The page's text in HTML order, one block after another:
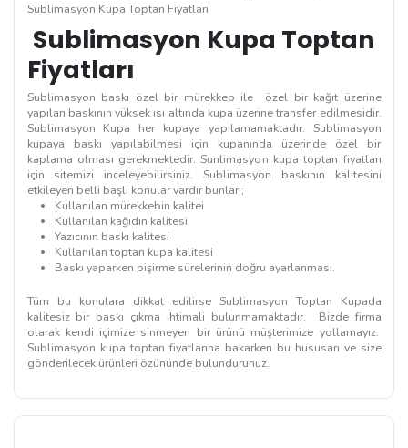
Sublimasyon Kupa Toptan Fiyatları
Sublimasyon Kupa Toptan
Fiyatları
Sublimasyon baskı özel bir mürekkep ile özel bir kağıt üzerine
yapılan baskının yüksek ısı altında kupa üzerine transfer edilmesidir.
Sublimasyon Kupa her kupaya yapılamamaktadır. Sublimasyon
kupaya baskı yapılabilmesi için kupanında üzerinde özel bir
kaplama olması gerekmektedir. Sunlimasyon kupa toptan fiyatları
için sitemizi inceleyebilirsiniz. Sublimasyon baskının kalitesini
etkileyen belli başlı konular vardır bunlar ;
Kullanılan mürekkebin kalitei
Kullanılan kağıdın kalitesi
Yazıcının baskı kalitesi
Kullanılan toptan kupa kalitesi
Baskı yaparken pişirme sürelerinin doğru ayarlanması.
Tüm bu konulara dikkat edilirse Sublimasyon Toptan Kupada
kalitesiz bir baskı çıkma ihtimali bulunmamaktadır. Bizde firma
olarak kendi içimize sinmeyen bir ürünü müşterimize yollamayız.
Sublimasyon kupa toptan fiyatlarına bakarken bu hususarı ve size
gönderilecek ürünleri özününde bulundurunuz.